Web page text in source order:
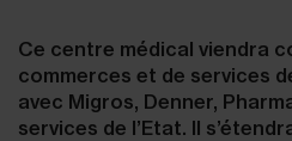
Ce centre médical viendra
commerces et de services
avec Migros, Denner,
services de l’Etat. Il